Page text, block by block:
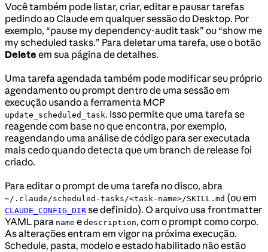
Você também pode listar, criar, editar e pausar tarefas
pedindo ao Claude em qualquer sessão do Desktop. Por
exemplo, “pause my dependency-audit task” ou “show me
my scheduled tasks.” Para deletar uma tarefa, use o botão
Delete em sua página de detalhes.
Uma tarefa agendada também pode modificar seu próprio
agendamento ou prompt dentro de uma sessão em
execução usando a ferramenta MCP
update_scheduled_task. Isso permite que uma tarefa se
reagende com base no que encontra, por exemplo,
reagendando uma análise de código para ser executada
mais cedo quando detecta que um branch de release foi
criado.
Para editar o prompt de uma tarefa no disco, abra
~/.claude/scheduled-tasks/<task-name>/SKILL.md (ou em
CLAUDE_CONFIG_DIR se definido). O arquivo usa frontmatter
YAML para name e description, com o prompt como corpo.
As alterações entram em vigor na próxima execução.
Schedule, pasta, modelo e estado habilitado não estão